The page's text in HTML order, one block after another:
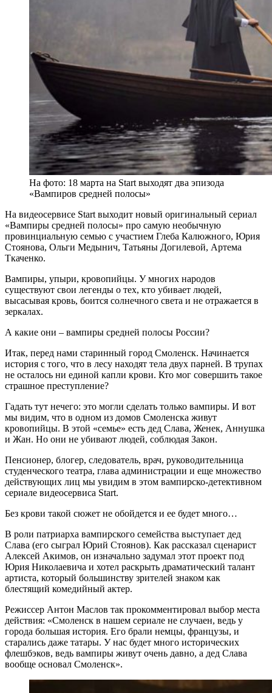
На фото: 18 марта на Start выходят два эпизода
«Вампиров средней полосы»
На видеосервисе Start выходит новый оригинальный сериал
«Вампиры средней полосы» про самую необычную
провинциальную семью с участием Глеба Калюжного, Юрия
Стоянова, Ольги Медынич, Татьяны Догилевой, Артема
Ткаченко.
Вампиры, упыри, кровопийцы. У многих народов
существуют свои легенды о тех, кто убивает людей,
высасывая кровь, боится солнечного света и не отражается в
зеркалах.
А какие они – вампиры средней полосы России?
Итак, перед нами старинный город Смоленск. Начинается
история с того, что в лесу находят тела двух парней. В трупах
не осталось ни единой капли крови. Кто мог совершить такое
страшное преступление?
Гадать тут нечего: это могли сделать только вампиры. И вот
мы видим, что в одном из домов Смоленска живут
кровопийцы. В этой «семье» есть дед Слава, Женек, Аннушка
и Жан. Но они не убивают людей, соблюдая Закон.
Пенсионер, блогер, следователь, врач, руководительница
студенческого театра, глава администрации и еще множество
действующих лиц мы увидим в этом вампирско-детективном
сериале видеосервиса Start.
Без крови такой сюжет не обойдется и ее будет много…
В роли патриарха вампирского семейства выступает дед
Слава (его сыграл Юрий Стоянов). Как рассказал сценарист
Алексей Акимов, он изначально задумал этот проект под
Юрия Николаевича и хотел раскрыть драматический талант
артиста, который большинству зрителей знаком как
блестящий комедийный актер.
Режиссер Антон Маслов так прокомментировал выбор места
действия: «Смоленск в нашем сериале не случаен, ведь у
города большая история. Его брали немцы, французы, и
старались даже татары. У нас будет много исторических
флешбэков, ведь вампиры живут очень давно, а дед Слава
вообще основал Смоленск».